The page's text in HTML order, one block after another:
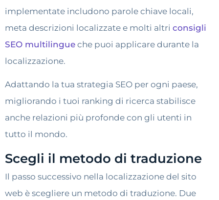
implementate includono parole chiave locali,
meta descrizioni localizzate e molti altri consigli
SEO multilingue che puoi applicare durante la
localizzazione.
Adattando la tua strategia SEO per ogni paese,
migliorando i tuoi ranking di ricerca stabilisce
anche relazioni più profonde con gli utenti in
tutto il mondo.
Scegli il metodo di traduzione
Il passo successivo nella localizzazione del sito
web è scegliere un metodo di traduzione. Due